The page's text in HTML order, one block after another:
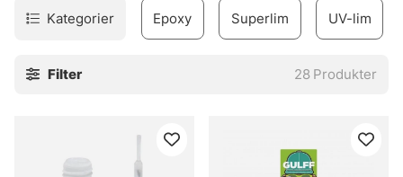
Superlim passar bra för små, snabba jobb där precisionen
räknas. Mend-It är smidigt för mjukbeten som spruckit
som behöver lite mer tålamod och styrka. Bra att ha i
Kategorier Epoxy Superlim UV-lim
Filter 28 Produkter